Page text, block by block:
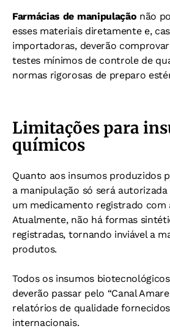
Farmácias de manipulação não
esses materiais diretamente e,
importadoras, deverão
testes mínimos de controle de
normas rigorosas de preparo
Limitações para
químicos
Quanto aos insumos produzidos
a manipulação só será
um medicamento registrado com
Atualmente, não há formas
registradas, tornando inviável a
produtos.
Todos os insumos
deverão passar pelo “Canal
relatórios de qualidade
internacionais.